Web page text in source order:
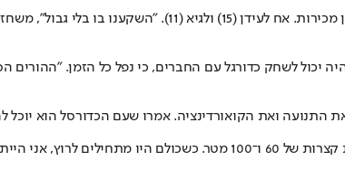
הוא בנם הבכור של סיגל (50), נציגת שירות בחברת אשראי,
לשחק כדורגל עם החברים, כי נפל כל הזמן. "ההורים
דור מחייך. "גם בכדורסל הייתי נופל. בשיעורי ספורט בבית הספר היו